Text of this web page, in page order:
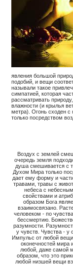
явления большой
подобий, и вещи
называли такое
симпатией, которая
рассматривать
влажности (и крылья
метра). Огонь сходен с
только посредством
Воздух с землей
очередь земля
душа смешивается с
Духом Мира только
дает ему форму и
травами, травы с
небеса с
свойствами и
образом Бога
взаимосвязано.
человеком - по
бессмертию.
разумности.
у чувств. Чувства -
Импульс от любой вещи
оконечностей мира
любой, даже самой
образом, что это
любой низшей вещи